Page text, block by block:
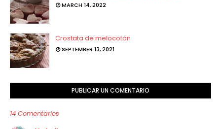
MARCH 14, 2022
Crostata de melocotón
SEPTEMBER 13, 2021
PUBLICAR UN COMENTARIO
14 Comentarios